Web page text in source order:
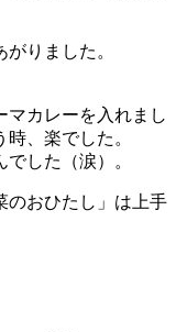
りました。
マカレーを入れまし
、楽でした。
した（涙）。
のおひたし」は上手